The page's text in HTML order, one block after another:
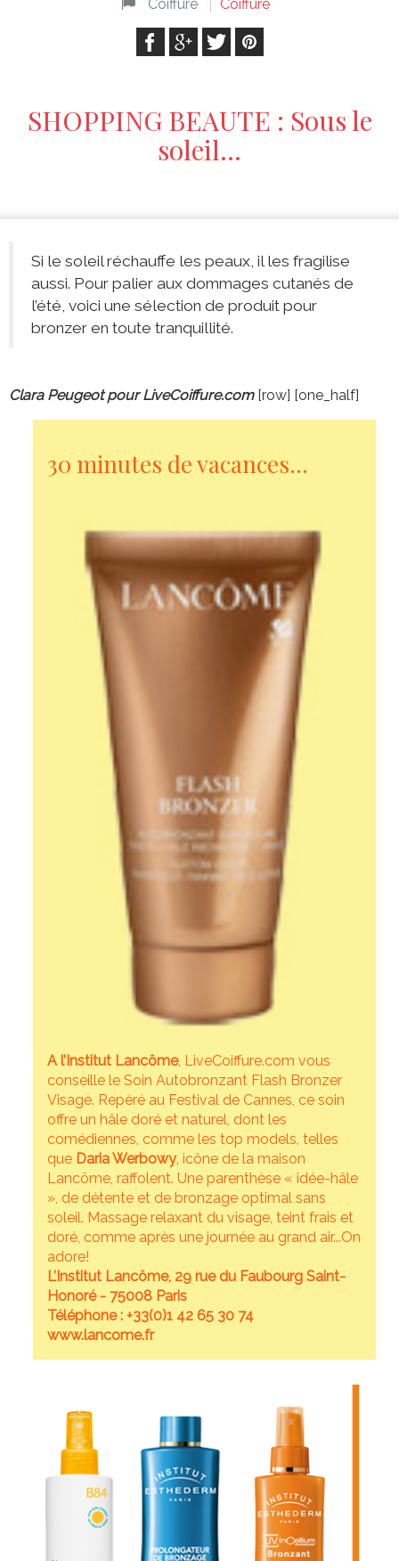
Coiffure Coiffure
SHOPPING BEAUTE : Sous le
soleil…
Si le soleil réchauffe les peaux, il les fragilise
aussi. Pour palier aux dommages cutanés de
l’été, voici une sélection de produit pour
bronzer en toute tranquillité.
Clara Peugeot pour LiveCoiffure.com
30 minutes de vacances…
A l’Institut Lancôme, LiveCoiffure.com vous
conseille le Soin Autobronzant Flash Bronzer
Visage. Repéré au Festival de Cannes, ce soin
offre un hâle doré et naturel, dont les
comédiennes, comme les top models, telles
que Daria Werbowy, icône de la maison
Lancôme, raffolent. Une parenthèse « idée-hâle
», de détente et de bronzage optimal sans
soleil. Massage relaxant du visage, teint frais et
doré, comme après une journée au grand air...On
adore!
L’Institut Lancôme, 29 rue du Faubourg Saint-
Honoré - 75008 Paris
Téléphone : +33(0)1 42 65 30 74
www.lancome.fr
[row] [one_half]